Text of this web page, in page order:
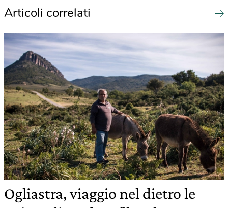
Articoli correlati
Ogliastra, viaggio nel dietro le